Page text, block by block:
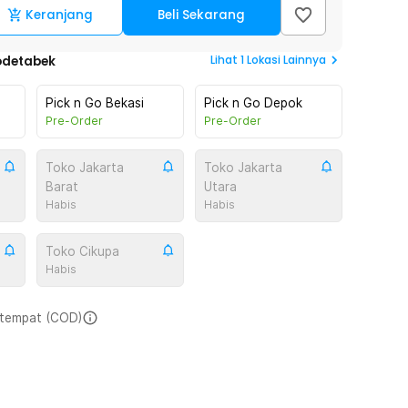
Keranjang Beli Sekarang
Lihat 1Lokasi Lainnya
Pick n Go Bekasi
Pre-Order
Pick n Go Depok
Pre-Order
Toko Jakarta
Barat
Habis
Toko Jakarta
Utara
Habis
Toko Cikupa
Habis
(COD)